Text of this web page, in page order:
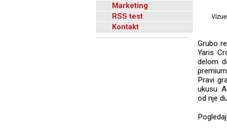
Marketing
RSS test
Kontakt
Grubo
Yaris
delom
Pravi
ukusu.
od nje